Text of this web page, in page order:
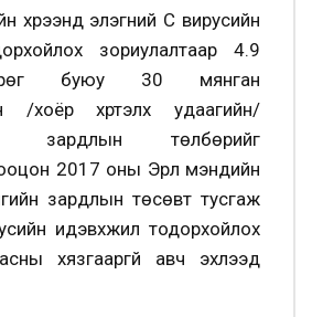
хүрээнд элэгний С вирусийн
зориулалтаар 4.9
буюу 30 мянган
/хоёр хүртэлх удаагийн/
зардлын төлбөрийг
тооцон 2017 оны Эрүүл мэндийн
зардлын төсөвт тусгаж
идэвхжил тодорхойлох
хязгааргүй авч эхлээд